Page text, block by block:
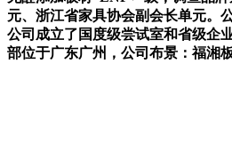
元、浙江省家具协会副会长单元。
公司成立了国度级尝试室和省级企
部位于广东广州，公司布景：福湘